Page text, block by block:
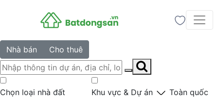
Nhà bán Cho thuê
Chọn loại nhà đất
Khu vực & Dự án Toàn quốc